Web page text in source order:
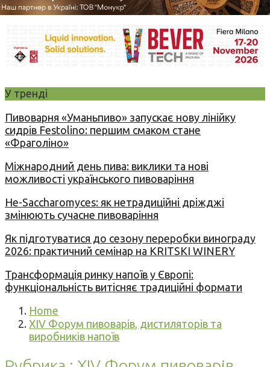
У тренді
Пивоварня «Уманьпиво» запускає нову лінійку
сидрів Festolino: першим смаком стане
«Фраголіно»
Міжнародний день пива: виклики та нові
можливості українського пивоваріння
Не-Saccharomyces: як нетрадиційні дріжджі
змінюють сучасне пивоваріння
Як підготуватися до сезону переробки винограду
2026: практичний семінар на KRITSKI WINERY
Трансформація ринку напоїв у Європі:
функціональність витісняє традиційні формати
Home
XIV Форум пивоварів, дистиляторів та
виробників напоїв